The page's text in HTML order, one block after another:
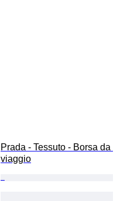
Prada - Tessuto - Borsa da
viaggio